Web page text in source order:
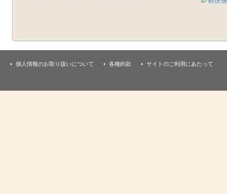
個人情報のお取り扱いについて 各種約款 サイトのご利用にあたって